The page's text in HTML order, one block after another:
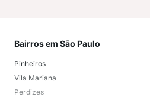
Bairros em São Paulo
Pinheiros
Vila Mariana
Perdizes